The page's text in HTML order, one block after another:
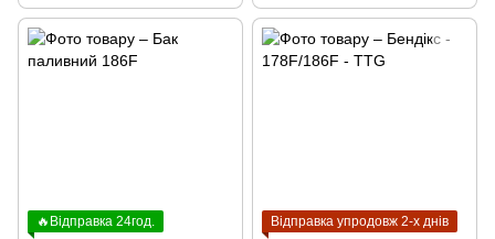
🔥Відправка 24год. Відправка упродовж 2-х днів